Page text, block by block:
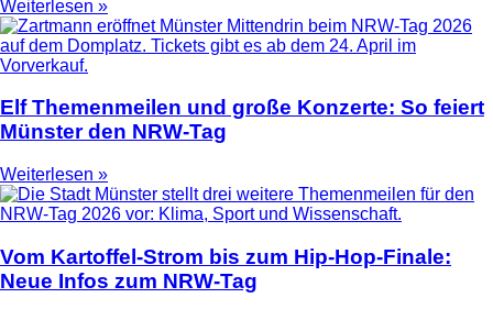
Weiterlesen »
Elf Themenmeilen und große Konzerte: So feiert
Münster den NRW-Tag
Weiterlesen »
Vom Kartoffel-Strom bis zum Hip-Hop-Finale:
Neue Infos zum NRW-Tag